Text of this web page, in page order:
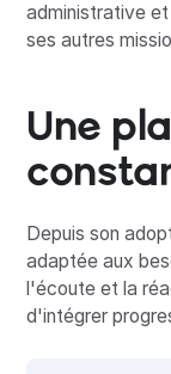
administrative
ses autres
Une
Depuis son
adaptée aux
l'écoute et la
d'intégrer